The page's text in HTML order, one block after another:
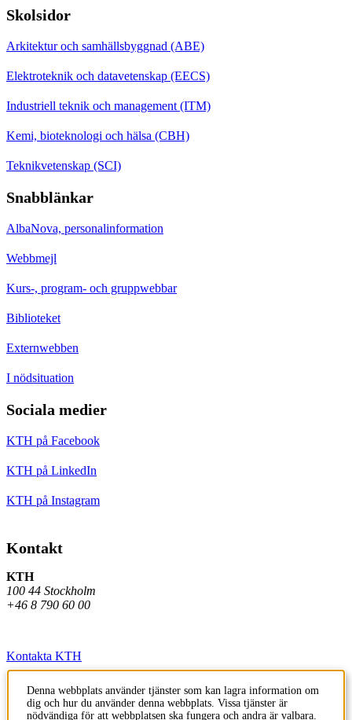
Skolsidor
Arkitektur och samhällsbyggnad (ABE)
Elektroteknik och datavetenskap (EECS)
Industriell teknik och management (ITM)
Kemi, bioteknologi och hälsa (CBH)
Teknikvetenskap (SCI)
Snabblänkar
AlbaNova, personalinformation
Webbmejl
Kurs-, program- och gruppwebbar
Biblioteket
Externwebben
I nödsituation
Sociala medier
KTH på Facebook
KTH på LinkedIn
KTH på Instagram
Kontakt
KTH
100 44 Stockholm
+46 8 790 60 00
Kontakta KTH
Jobba på KTH
Press och media
Denna webbplats använder tjänster som kan lagra information om
dig och hur du använder denna webbplats. Vissa tjänster är
nödvändiga för att webbplatsen ska fungera och andra är valbara.